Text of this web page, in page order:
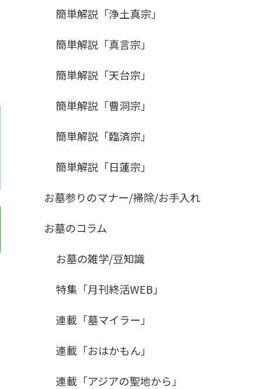
簡単解説「浄土真宗」
簡単解説「真言宗」
簡単解説「天台宗」
簡単解説「曹洞宗」
簡単解説「臨済宗」
簡単解説「日蓮宗」
お墓参りのマナー/掃除/お手入れ
お墓のコラム
お墓の雑学/豆知識
特集「月刊終活WEB」
連載「墓マイラー」
連載「おはかもん」
連載「アジアの聖地から」